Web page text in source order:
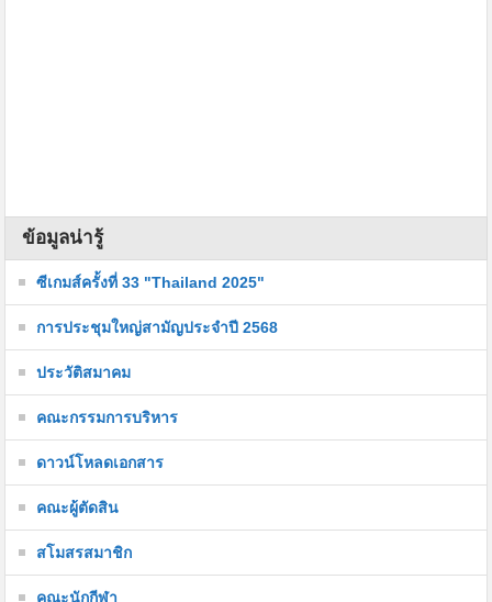
ข้อมูลน่ารู้
ซีเกมส์ครั้งที่ 33 "Thailand 2025"
การประชุมใหญ่สามัญประจำปี 2568
ประวัติสมาคม
คณะกรรมการบริหาร
ดาวน์โหลดเอกสาร
คณะผู้ตัดสิน
สโมสรสมาชิก
คณะนักกีฬา